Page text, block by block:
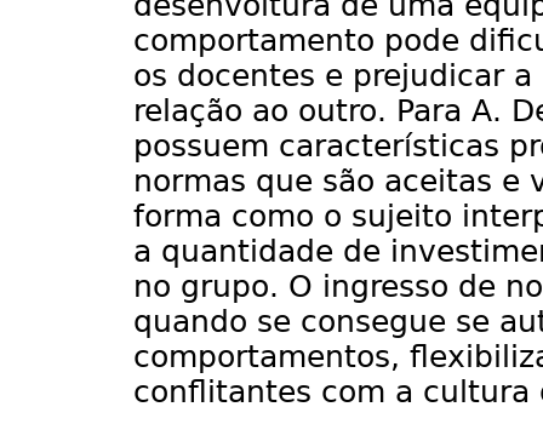
comportamento pode
os docentes e prejudicar
relação ao outro. Para A.
possuem características
normas que são aceitas e
forma como o sujeito
a quantidade de
no grupo. O ingresso de
quando se consegue se
comportamentos,
conflitantes com a cultura